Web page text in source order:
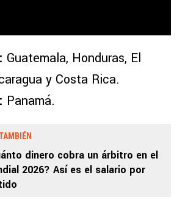
Guatemala, Honduras, El
y Costa Rica.
Panamá.
dinero cobra un árbitro en el
2026? Así es el salario por